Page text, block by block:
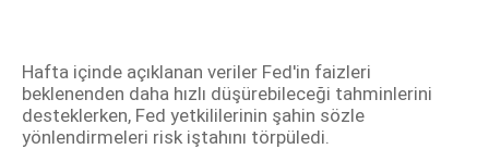
Hafta içinde açıklanan veriler Fed'in faizleri
beklenenden daha hızlı düşürebileceği tahminlerini
desteklerken, Fed yetkililerinin şahin sözle
yönlendirmeleri risk iştahını törpüledi.